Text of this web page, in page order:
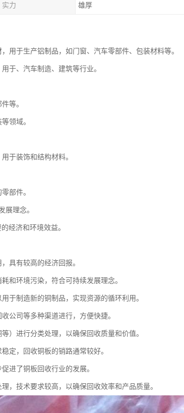
实力 雄厚
用于生产铝制品，如门窗、汽车零部件、包装材料等。
于、汽车制造、建筑等行业。
等。
领域。
于装饰和结构材料。
部件。
展理念。
经济和环境效益。
具有较高的经济回报。
和环境污染，符合可持续发展理念。
于制造新的铜制品，实现资源的循环利用。
公司等多种渠道进行，方便快捷。
）进行分类处理，以确保回收质量和价值。
定，回收铜板的销路通常较好。
进了铜板回收行业的发展。
，技术要求较高，以确保回收效率和产品质量。